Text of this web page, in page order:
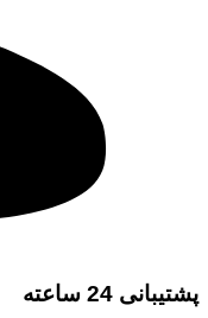
پشتیبانی 24 ساعته